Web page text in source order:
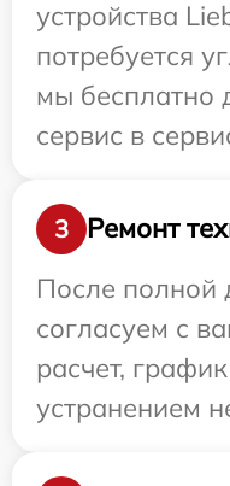
устройства
потребуется
мы бесплатно
сервис в
3
Ремонт
После полной
согласуем с
расчет,
устранением